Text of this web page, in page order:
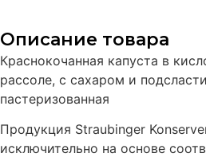
Описание товара
Краснокочанная капуста в
рассоле, с сахаром и
пастеризованная
Продукция Straubinger
исключительно на основе